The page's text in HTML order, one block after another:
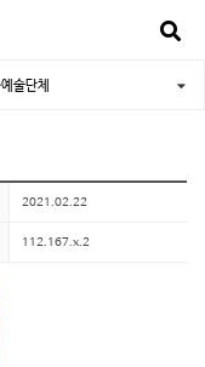
술단체
2021.02.22
112.167.x.2